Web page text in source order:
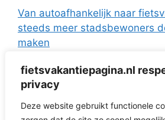
fietsvakantiepagina.nl
privacy
Deze website gebruikt functionele
Van autoafhankelijk naar
steeds meer stadsbewoners
maken
Fietsen in Frankrijk: drie
Fietsvakantie zonder te